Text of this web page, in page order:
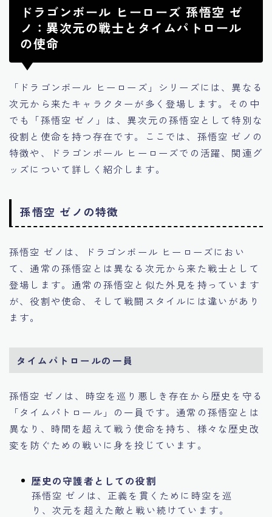
ドラゴンボール ヒーローズ 孫悟空 ゼ
ノ：異次元の戦士とタイムパトロール
の使命
「ドラゴンボール ヒーローズ」シリーズには、異なる
次元から来たキャラクターが多く登場します。その中
でも「孫悟空 ゼノ」は、異次元の孫悟空として特別な
役割と使命を持つ存在です。ここでは、孫悟空 ゼノの
特徴や、ドラゴンボール ヒーローズでの活躍、関連グ
ッズについて詳しく紹介します。
孫悟空 ゼノの特徴
孫悟空 ゼノは、ドラゴンボール ヒーローズにおい
て、通常の孫悟空とは異なる次元から来た戦士として
登場します。通常の孫悟空と似た外見を持っています
が、役割や使命、そして戦闘スタイルには違いがあり
ます。
タイムパトロールの一員
孫悟空 ゼノは、時空を巡り悪しき存在から歴史を守る
「タイムパトロール」の一員です。通常の孫悟空とは
異なり、時間を超えて戦う使命を持ち、様々な歴史改
変を防ぐための戦いに身を投じています。
歴史の守護者としての役割
孫悟空 ゼノは、正義を貫くために時空を巡
り、次元を超えた敵と戦い続けています。